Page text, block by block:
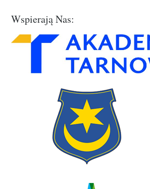
Wspierają Nas: